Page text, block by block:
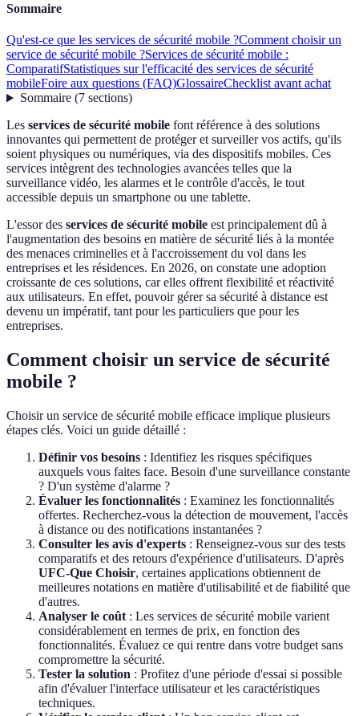
Sommaire
Qu'est-ce que les services de sécurité mobile ?Comment choisir un
service de sécurité mobile ?Services de sécurité mobile :
ComparatifStatistiques sur l'efficacité des services de sécurité
mobileFoire aux questions (FAQ)GlossaireChecklist avant achat
Sommaire(7 sections)
Les services de sécurité mobile font référence à des solutions
innovantes qui permettent de protéger et surveiller vos actifs, qu'ils
soient physiques ou numériques, via des dispositifs mobiles. Ces
services intègrent des technologies avancées telles que la
surveillance vidéo, les alarmes et le contrôle d'accès, le tout
accessible depuis un smartphone ou une tablette.
L'essor des services de sécurité mobile est principalement dû à
l'augmentation des besoins en matière de sécurité liés à la montée
des menaces criminelles et à l'accroissement du vol dans les
entreprises et les résidences. En 2026, on constate une adoption
croissante de ces solutions, car elles offrent flexibilité et réactivité
aux utilisateurs. En effet, pouvoir gérer sa sécurité à distance est
devenu un impératif, tant pour les particuliers que pour les
entreprises.
Comment choisir un service de sécurité
mobile ?
Choisir un service de sécurité mobile efficace implique plusieurs
étapes clés. Voici un guide détaillé :
Définir vos besoins : Identifiez les risques spécifiques
auxquels vous faites face. Besoin d'une surveillance constante
? D'un système d'alarme ?
Évaluer les fonctionnalités : Examinez les fonctionnalités
offertes. Recherchez-vous la détection de mouvement, l'accès
à distance ou des notifications instantanées ?
Consulter les avis d'experts : Renseignez-vous sur des tests
comparatifs et des retours d'expérience d'utilisateurs. D'après
UFC-Que Choisir, certaines applications obtiennent de
meilleures notations en matière d'utilisabilité et de fiabilité que
d'autres.
Analyser le coût : Les services de sécurité mobile varient
considérablement en termes de prix, en fonction des
fonctionnalités. Évaluez ce qui rentre dans votre budget sans
compromettre la sécurité.
Tester la solution : Profitez d'une période d'essai si possible
afin d'évaluer l'interface utilisateur et les caractéristiques
techniques.